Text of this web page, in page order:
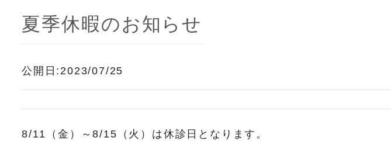
夏季休暇のお知らせ
公開日:2023/07/25
8/11（金）～8/15（火）は休診日となります。